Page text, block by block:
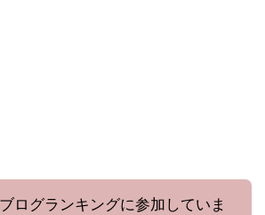
ログランキングに参加していま